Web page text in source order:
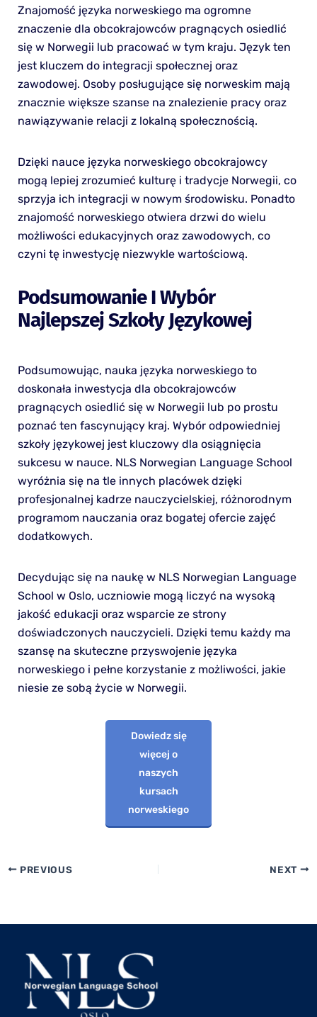
Znajomość języka norweskiego ma ogromne
znaczenie dla obcokrajowców pragnących osiedlić
się w Norwegii lub pracować w tym kraju. Język ten
jest kluczem do integracji społecznej oraz
zawodowej. Osoby posługujące się norweskim mają
znacznie większe szanse na znalezienie pracy oraz
nawiązywanie relacji z lokalną społecznością.
Dzięki nauce języka norweskiego obcokrajowcy
mogą lepiej zrozumieć kulturę i tradycje Norwegii, co
sprzyja ich integracji w nowym środowisku. Ponadto
znajomość norweskiego otwiera drzwi do wielu
możliwości edukacyjnych oraz zawodowych, co
czyni tę inwestycję niezwykle wartościową.
Podsumowanie I Wybór
Najlepszej Szkoły Językowej
Podsumowując, nauka języka norweskiego to
doskonała inwestycja dla obcokrajowców
pragnących osiedlić się w Norwegii lub po prostu
poznać ten fascynujący kraj. Wybór odpowiedniej
szkoły językowej jest kluczowy dla osiągnięcia
sukcesu w nauce. NLS Norwegian Language School
wyróżnia się na tle innych placówek dzięki
profesjonalnej kadrze nauczycielskiej, różnorodnym
programom nauczania oraz bogatej ofercie zajęć
dodatkowych.
Decydując się na naukę w NLS Norwegian Language
School w Oslo, uczniowie mogą liczyć na wysoką
jakość edukacji oraz wsparcie ze strony
doświadczonych nauczycieli. Dzięki temu każdy ma
szansę na skuteczne przyswojenie języka
norweskiego i pełne korzystanie z możliwości, jakie
niesie ze sobą życie w Norwegii.
Dowiedz się
więcej o
naszych
kursach
norweskiego
PREVIOUS NEXT